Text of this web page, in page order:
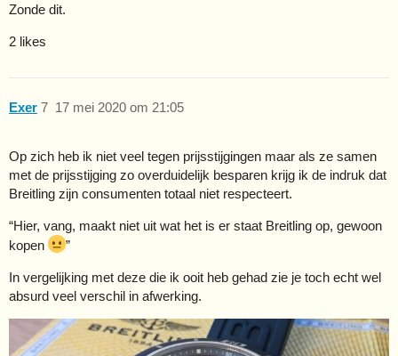
Zonde dit.
2 likes
Exer 17 mei 2020 om 21:05
7
Op zich heb ik niet veel tegen prijsstijgingen maar als ze samen
met de prijsstijging zo overduidelijk besparen krijg ik de indruk dat
Breitling zijn consumenten totaal niet respecteert.
“Hier, vang, maakt niet uit wat het is er staat Breitling op, gewoon
kopen
”
In vergelijking met deze die ik ooit heb gehad zie je toch echt wel
absurd veel verschil in afwerking.